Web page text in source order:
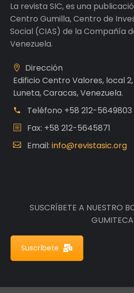
La revista SIC, es una
Centro Gumilla, Centro de
Social (CIAS) de la Compañía
Venezuela.
Dirección
Edificio Centro Valores, local
Luneta, Caracas, Venezuela.
Teléfono +58 212-5649803
Fax: +58 212-5645871
Email: info@revistasic.org
SUSCRÍBETE A NUESTRO
GUMITECA
Suscríbete